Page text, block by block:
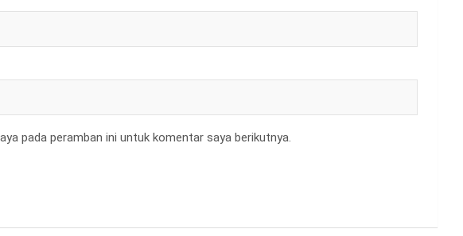
pada peramban ini untuk komentar saya berikutnya.